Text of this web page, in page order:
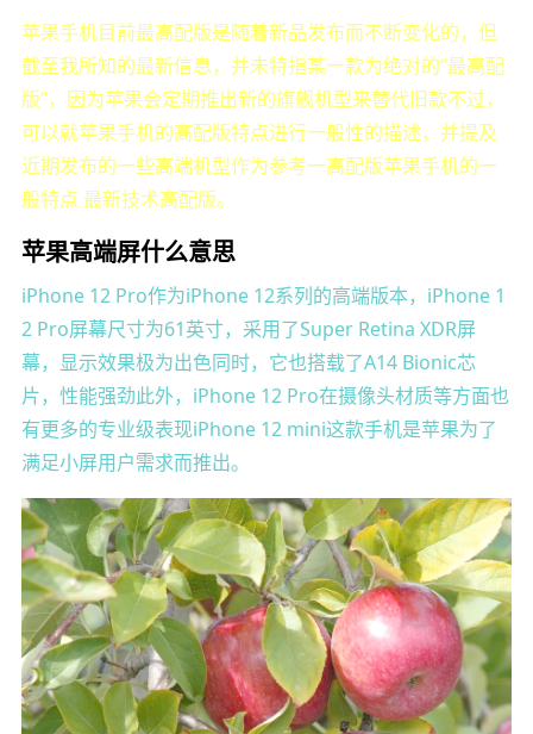
苹果手机目前最高配版是随着新品发布而不断变化的，但
截至我所知的最新信息，并未特指某一款为绝对的“最高配
版”，因为苹果会定期推出新的旗舰机型来替代旧款不过，
可以就苹果手机的高配版特点进行一般性的描述，并提及
近期发布的一些高端机型作为参考一高配版苹果手机的一
般特点 最新技术高配版。
苹果高端屏什么意思
iPhone 12 Pro作为iPhone 12系列的高端版本，iPhone 1
2 Pro屏幕尺寸为61英寸，采用了Super Retina XDR屏
幕，显示效果极为出色同时，它也搭载了A14 Bionic芯
片，性能强劲此外，iPhone 12 Pro在摄像头材质等方面也
有更多的专业级表现iPhone 12 mini这款手机是苹果为了
满足小屏用户需求而推出。